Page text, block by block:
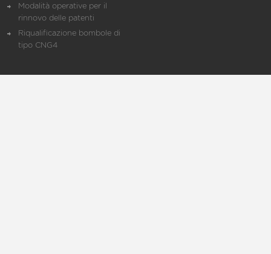
Modalità operative per il
rinnovo delle patenti
Riqualificazione bombole di
tipo CNG4